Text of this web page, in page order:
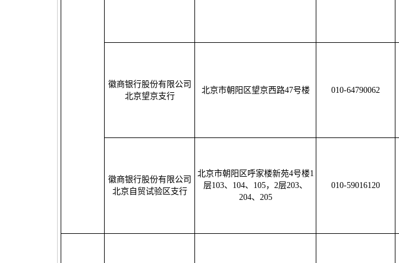
徽商银行股份有限公司
北京望京支行
北京市朝阳区望京西路47号楼 010-64790062
徽商银行股份有限公司
北京自贸试验区支行
北京市朝阳区呼家楼新苑4号楼1
层103、104、105，2层203、
204、205
010-59016120